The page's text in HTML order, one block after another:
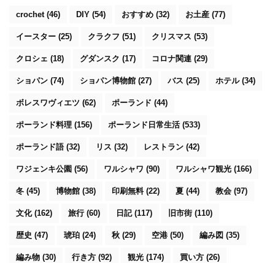
crochet(46) DIY (54) おすすめ (32) お土産 (77)
イースター (25) クラクフ (51) クリスマス (53)
クロシェ (18) グダンスク (17) コロナ関連 (29)
ショパン (74) ショパン博物館 (27) バス (25) ホテル(34)
ボレスワヴィエツ (62) ポーランド (44)
ポーランド料理 (156) ポーランド日常生活(533)
ポーランド語(32) リス (32) レストラン (42)
ワジェンキ公園 (56) ワルシャワ (90) ワルシャワ観光 (166)
冬 (45) 博物館 (38) 印刷無料(22) 夏 (44) 教会 (97)
文化(162) 旅行 (60) 日記(117) 旧市街 (110)
歴史 (47) 琥珀 (24) 秋 (29) 空港 (50) 編み図 (35)
編み物 (30) 行き方 (92) 観光 (174) 買い方 (26)